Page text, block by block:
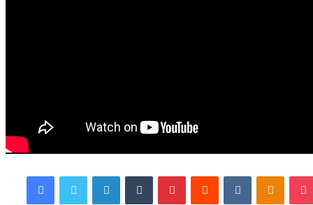
FacebookTwitter LinkedInTumblr PinterestReddit VKontakte